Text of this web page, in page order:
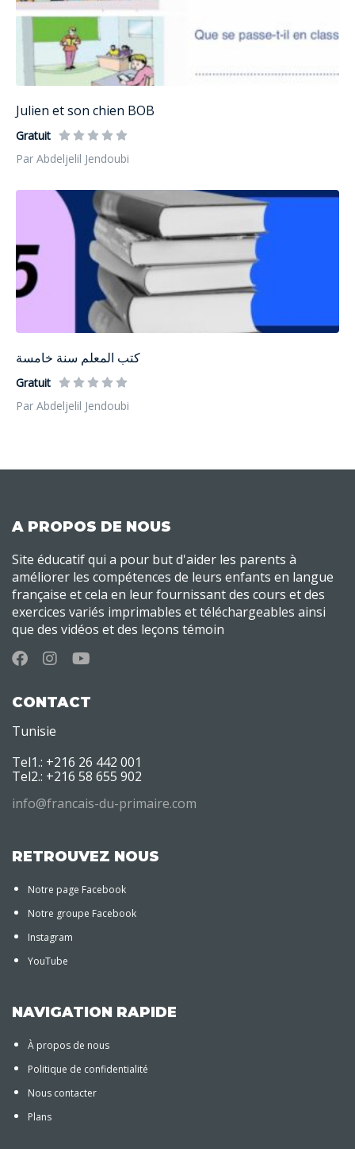
Julien et son chien BOB
Gratuit
Par Abdeljelil Jendoubi
كتب المعلم سنة خامسة
Gratuit
Par Abdeljelil Jendoubi
A PROPOS DE NOUS
Site éducatif qui a pour but d'aider les parents à
améliorer les compétences de leurs enfants en langue
française et cela en leur fournissant des cours et des
exercices variés imprimables et téléchargeables ainsi
que des vidéos et des leçons témoin
CONTACT
Tunisie
Tel1.: +216 26 442 001
Tel2.: +216 58 655 902
info@francais-du-primaire.com
RETROUVEZ NOUS
Notre page Facebook
Notre groupe Facebook
Instagram
YouTube
NAVIGATION RAPIDE
À propos de nous
Politique de confidentialité
Nous contacter
Plans